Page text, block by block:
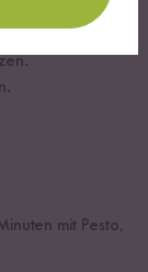
mit Pesto,